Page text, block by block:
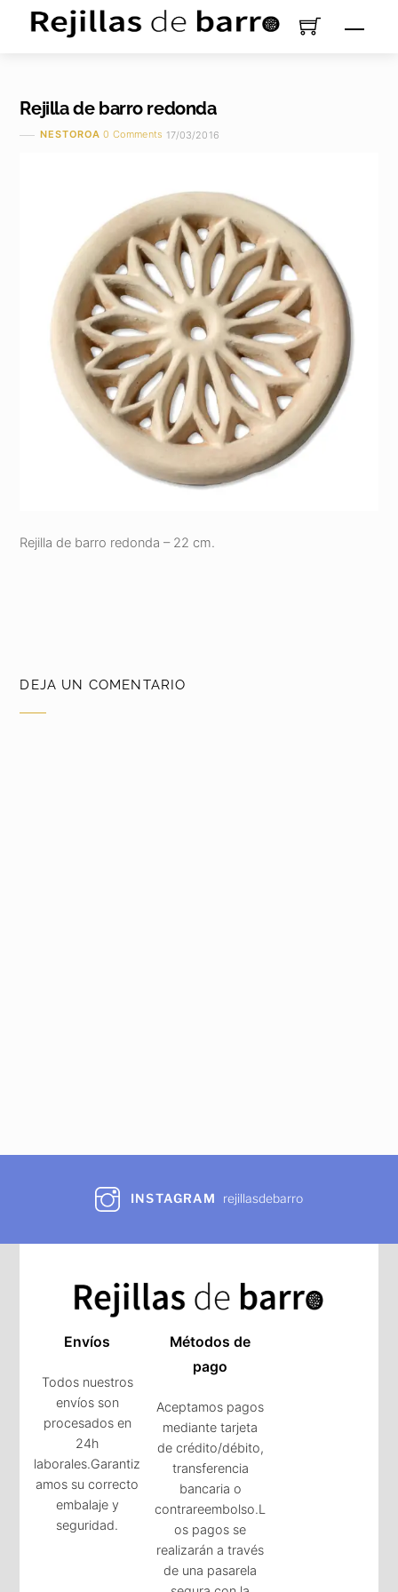
Saltar
Menú
Rejilla de barro redonda
NESTOROA 0 Comments 17/03/2016
Rejilla de barro redonda – 22 cm.
DEJA UN COMENTARIO
INSTAGRAM rejillasdebarro
Envíos
Todos nuestros
envíos son
procesados en
24h
laborales.Garantiz
amos su correcto
embalaje y
seguridad.
Métodos de
pago
Aceptamos pagos
mediante tarjeta
de crédito/débito,
transferencia
bancaria o
contrareembolso.L
os pagos se
realizarán a través
de una pasarela